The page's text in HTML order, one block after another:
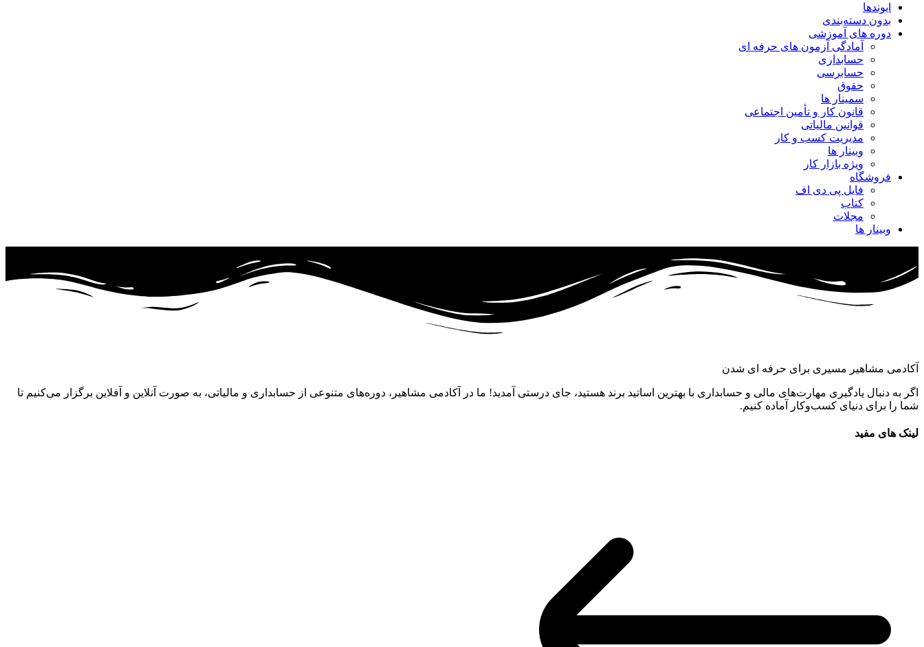
ایوندها
بدون دسته‌بندی
دوره های آموزشی
آمادگی آزمون های حرفه ای
حسابداری
حسابرسی
حقوق
سمینار ها
قانون کار و تأمین اجتماعی
قوانین مالیاتی
مدیریت کسب و کار
وبینار ها
ویژه بازار کار
فروشگاه
فایل پی دی اف
کتاب
مجلات
وبینار ها
آکادمی مشاهیر مسیری برای حرفه ای شدن
اگر به دنبال یادگیری مهارت‌های مالی و حسابداری با بهترین اساتید برند هستید، جای درستی آمدید! ما در آکادمی مشاهیر، دوره‌های متنوعی از حسابداری و مالیاتی، به صورت آنلاین و آفلاین برگزار می‌کنیم تا
شما را برای دنیای کسب‌وکار آماده کنیم.
لینک های مفید